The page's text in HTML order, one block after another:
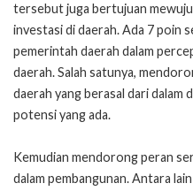
tersebut juga bertujuan
investasi di daerah. Ada 7 poin
pemerintah daerah dalam
daerah. Salah satunya,
daerah yang berasal dari dalam
potensi yang ada.
Kemudian mendorong peran
dalam pembangunan. Antara